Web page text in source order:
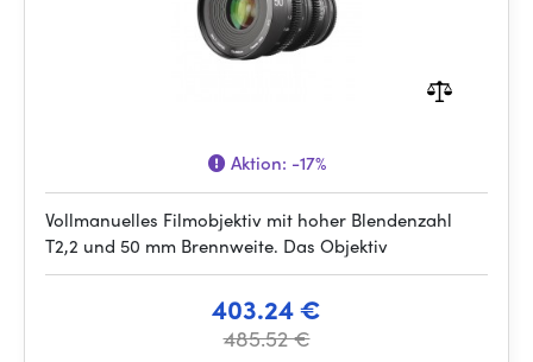
Aktion: -17%
Vollmanuelles Filmobjektiv mit hoher Blendenzahl
T2,2 und 50 mm Brennweite. Das Objektiv
403.24 €
485.52 €